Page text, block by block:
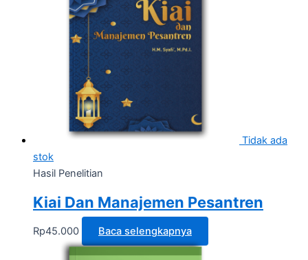
Tidak ada
stok
Hasil Penelitian
Kiai Dan Manajemen Pesantren
Rp45.000 Baca selengkapnya